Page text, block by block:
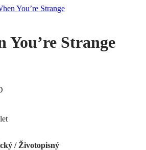
You’re Strange
You’re Strange
/ Životopisný